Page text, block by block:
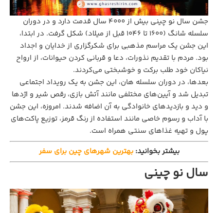
جشن سال نو چینی بیش از 4000 سال قدمت دارد و در دوران
سلسله شانگ (1600 تا 1046 قبل از میلاد) شکل گرفت. در ابتدا،
این جشن یک مراسم مذهبی برای شکرگزاری از خدایان و اجداد
بود. مردم با تقدیم نذورات، دعا و قربانی کردن حیوانات، از ارواح
نیاکان خود طلب برکت و خوشبختی می‌کردند.
بعدها، در دوران سلسله هان، این جشن به یک رویداد اجتماعی
تبدیل شد و آیین‌های مختلفی مانند آتش بازی، رقص شیر و اژدها
و دید و بازدیدهای خانوادگی به آن اضافه شدند. امروزه، این جشن
با آداب و رسوم خاصی مانند استفاده از رنگ قرمز، توزیع پاکت‌های
پول و تهیه غذاهای سنتی همراه است.
بیشتر بخوانید:بهترین شهرهای چین برای سفر
سال نو چینی